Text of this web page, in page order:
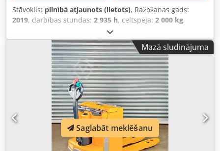
Stāvoklis: pilnībā atjaunots (lietots), Ražošanas gads:
2019, darbības stundas: 2 935 h, celtspēja: 2 000 kg,
, kravas smaguma centrs:
mm, degvielas veids:elektrisks, masta veids:simplex,
būvniecības augstums:1 300 mm, akumulatora
24 V, dakšu garums:1 150 mm, tukšais svars:
, FRIEDMANN DARBAGĀJI PACĒLĀJI – PĀRPĀRBAUDĪTI
EKSPERTU IESAISTĪBĀ. PROFESIONĀĻIEM DARBĀ Mūsu
iekrāvēji tiek tehniski pārbūvēti atbilstoši FEM-4.004 un
aktuālajiem drošības standartiem – augstākās kvalitātes un
Jūsu drošības garantijai. Sākot no rāmja līdz
akumulatoram, ieskaitot piedziņu, bremzes, stūrēšanu un
elektrosistēmu – katra mašīna tiek rūpīgi pārbaudīta un
atjaunota. ✔ Izgatavots Vācijā – ar atbildību un precizitāti
Mazā sludinājuma
Saglabāt meklēšanu